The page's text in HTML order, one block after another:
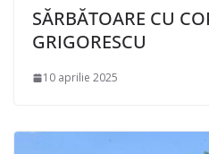
SĂRBĂTOARE CU
GRIGORESCU
10 aprilie 2025